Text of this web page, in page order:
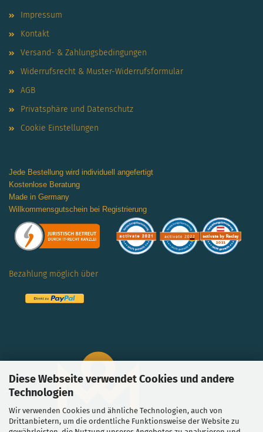
Diese Webseite verwendet Cookies und andere
Technologien
Wir verwenden Cookies und ähnliche Technologien, auch von
Drittanbietern, um die ordentliche Funktionsweise der Website zu
Impressum
Kontakt
Versand- & Zahlungsbedingungen
Widerrufsrecht & Muster-Widerrufsformular
AGB
Privatsphäre und Datenschutz
Cookie Einstellungen
Jede Bestellung wird individuell angefertigt
Kostenlose Beratung
Made in Germany
Willkommensgutschein bei Registrierung
Bezahlung möglich über